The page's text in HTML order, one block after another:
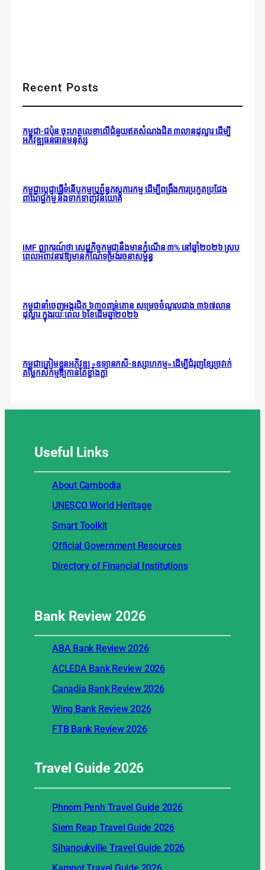
Recent Posts
កម្ពុជា-ជប៉ុន ចុះហត្ថលេខាលើជំនួយឥតសំណងជិត ៣លានដុល្លារ ដើម្បី
អភិវឌ្ឍធនធានមនុស្ស
កម្ពុជាប្តេជ្ញាធ្វើទំនើបកម្មប្រព័ន្ធភស្តុភារកម្ម ដើម្បីពង្រឹងការប្រកួតប្រជែង
ពាណិជ្ជកម្ម និងទាក់ទាញវិនិយោគ
IMF ព្យាករណ៍ថា សេដ្ឋកិច្ចកម្ពុជានឹងមានកំណើន ៣% នៅឆ្នាំ២០២៦ ស្រប
ពេលអំពាវនាវឱ្យមានកំណែទម្រង់រចនាសម្ព័ន្ធ
កម្ពុជានាំចេញអង្ករជិត ៦៣០ពាន់តោន សម្រេចចំណូលជាង ៣៦៧លាន
ដុល្លារ ក្នុងរយៈពេល ៦ខែដើមឆ្នាំ២០២៦
កម្ពុជាត្រៀមខ្លួនអភិវឌ្ឍ «ឧទ្យានកសិ-ឧស្សាហកម្ម» ដើម្បីជំរុញខ្សែច្រវាក់
តម្លៃកសិកម្មឱ្យកាន់តែខ្លាំងក្លា
Useful Links
About Cambodia
UNESCO World Heritage
Smart Toolkit
Official Government Resources
Directory of Financial Institutions
Bank Review2026
ABA Bank Review 2026
ACLEDA Bank Review 2026
Canadia Bank Review 2026
Wing Bank Review 2026
FTB Bank Review 2026
Travel Guide2026
Phnom Penh Travel Guide 2026
Siem Reap Travel Guide 2026
Sihanoukville Travel Guide 2026